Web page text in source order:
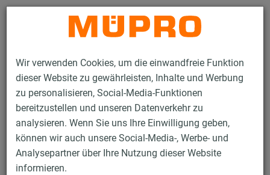
Wir verwenden Cookies, um die einwandfreie Funktion
dieser Website zu gewährleisten, Inhalte und Werbung
zu personalisieren, Social-Media-Funktionen
bereitzustellen und unseren Datenverkehr zu
analysieren. Wenn Sie uns Ihre Einwilligung geben,
können wir auch unsere Social-Media-, Werbe- und
Analysepartner über Ihre Nutzung dieser Website
informieren.
Kontakt
Produkte Befestigungstechnik
Lüftungsbefestigung
Edelstahlprodukte für die Lüftungsbefestigung
Lüftungsschellen